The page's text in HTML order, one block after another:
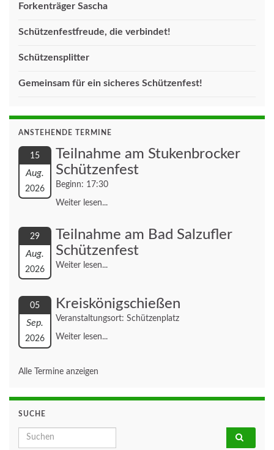
Forkenträger Sascha
Schützenfestfreude, die verbindet!
Schützensplitter
Gemeinsam für ein sicheres Schützenfest!
ANSTEHENDE TERMINE
15
Aug.
2026
Teilnahme am Stukenbrocker
Schützenfest
Beginn: 17:30
Weiter lesen...
29
Aug.
2026
Teilnahme am Bad Salzufler
Schützenfest
Weiter lesen...
05
Sep.
2026
Kreiskönigschießen
Veranstaltungsort: Schützenplatz
Weiter lesen...
Alle Termine anzeigen
SUCHE
Search for: